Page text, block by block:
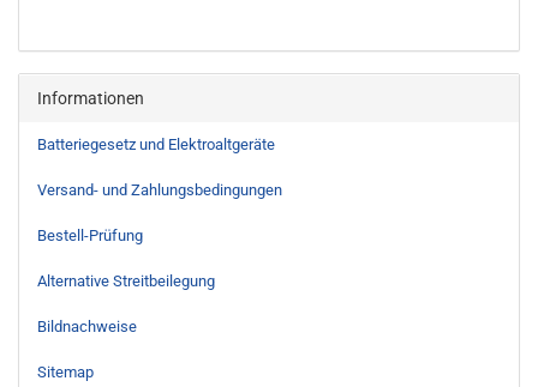
Informationen
Batteriegesetz und Elektroaltgeräte
Versand- und Zahlungsbedingungen
Bestell-Prüfung
Alternative Streitbeilegung
Bildnachweise
Sitemap